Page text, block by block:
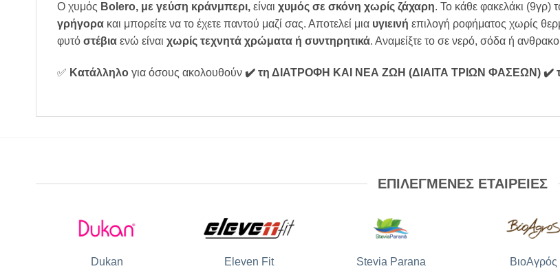
Ο χυμός Bolero, με γεύση κράνμπερι, είναι χυμός σε σκόνη χωρίς ζάχαρη. Το κάθε φακελάκι (9γρ)
γρήγορα και μπορείτε να το έχετε παντού μαζί σας. Αποτελεί μια υγιεινή επιλογή ροφήματος χωρίς
φυτό στέβια ενώ είναι χωρίς τεχνητά χρώματα ή συντηρητικά. Αναμείξτε το σε νερό, σόδα ή
✅ Κατάλληλο για όσους ακολουθούν ✔️ τη ΔΙΑΤΡΟΦΗ ΚΑΙ ΝΕΑ ΖΩΗ (ΔΙΑΙΤΑ ΤΡΙΩΝ ΦΑΣΕΩΝ) ✔️
ΕΠΙΛΕΓΜΕΝΕΣ ΕΤΑΙΡΕΙΕΣ
Dukan Eleven Fit Stevia Parana ΒιοΑγρός